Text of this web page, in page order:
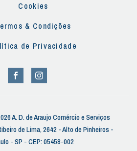
Cookies
& Condições
de Privacidade
A. D. de Araujo Comércio e Serviços
de Lima, 2642 - Alto de Pinheiros -
- SP - CEP: 05458-002